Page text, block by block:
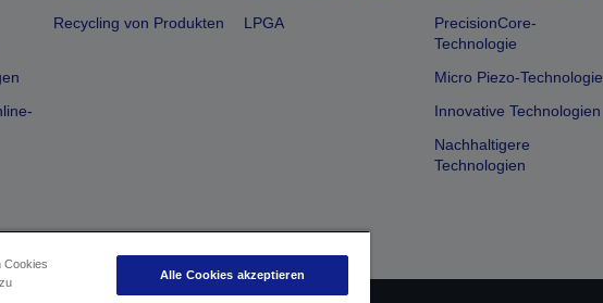
Recycling von Produkten
LPGA
PrecisionCore-
Technologie
Micro Piezo-Technologie
Innovative Technologien
Nachhaltigere
Technologien
Cookies
Alle Cookies akzeptieren